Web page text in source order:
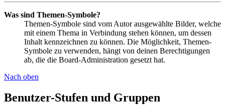
Was sind Themen-Symbole?
Themen-Symbole sind vom Autor ausgewählte Bilder, welche
mit einem Thema in Verbindung stehen können, um dessen
Inhalt kennzeichnen zu können. Die Möglichkeit, Themen-
Symbole zu verwenden, hängt von deinen Berechtigungen
ab, die die Board-Administration gesetzt hat.
Nach oben
Benutzer-Stufen und Gruppen